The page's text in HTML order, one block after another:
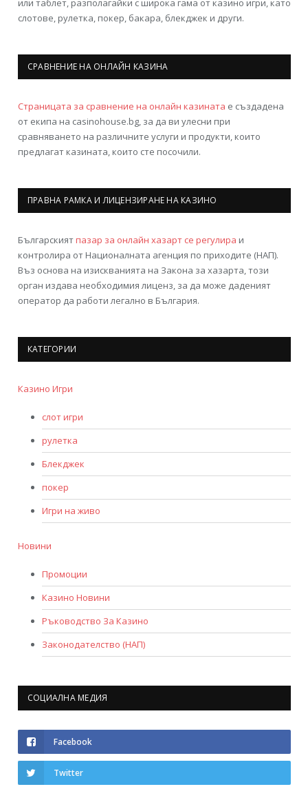
или таблет, разполагайки с широка гама от казино игри, като
слотове, рулетка, покер, бакара, блекджек и други.
СРАВНЕНИЕ НА ОНЛАЙН КАЗИНА
Страницата за сравнение на онлайн казината е създадена
от екипа на casinohouse.bg, за да ви улесни при
сравняването на различните услуги и продукти, които
предлагат казината, които сте посочили.
ПРАВНА РАМКА И ЛИЦЕНЗИРАНЕ НА КАЗИНО
Българскиятпазар за онлайн хазарт се регулира и
контролира от Националната агенция по приходите (НАП).
Въз основа на изискванията на Закона за хазарта, този
орган издава необходимия лиценз, за да може даденият
оператор да работи легално в България.
КАТЕГОРИИ
Казино Игри
слот игри
рулетка
Блекджек
покер
Игри на живо
Новини
Промоции
Казино Новини
Ръководство За Казино
Законодателство (НАП)
СОЦИАЛНА МЕДИЯ
Facebook
Twitter